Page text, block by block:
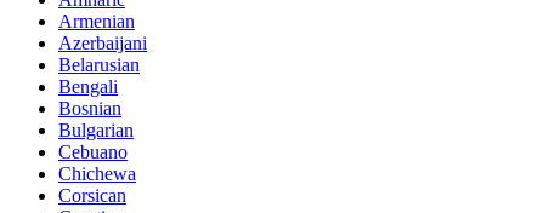
Armenian
Azerbaijani
Belarusian
Bengali
Bosnian
Bulgarian
Cebuano
Chichewa
Corsican